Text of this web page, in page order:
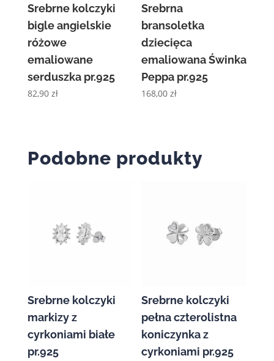
Srebrne kolczyki
bigle angielskie
różowe
emaliowane
serduszka pr.925
82,90 zł
Srebrna
bransoletka
dziecięca
emaliowana Świnka
Peppa pr.925
168,00zł
Podobne produkty
Srebrne kolczyki
markizy z
cyrkoniami białe
pr.925
Srebrne kolczyki
pełna czterolistna
koniczynka z
cyrkoniami pr.925